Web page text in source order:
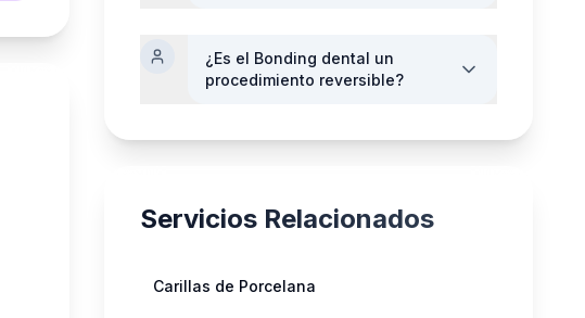
¿Es el Bonding dental un
procedimiento reversible?
Servicios Relacionados
Carillas de Porcelana